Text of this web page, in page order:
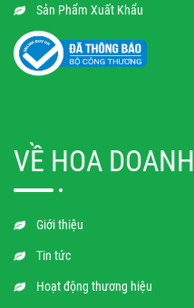
Sản Phẩm Xuất Khẩu
VỀ HOA DOANH
Giới thiệu
Tin tức
Hoạt động thương hiệu